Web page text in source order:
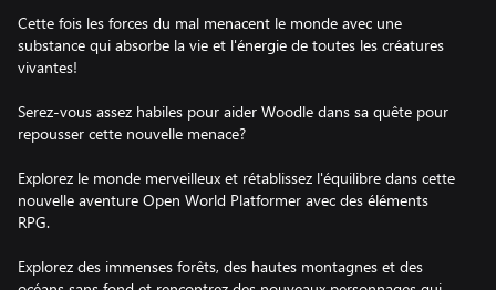
Cette fois les forces du mal menacent le monde avec une
substance qui absorbe la vie et l'énergie de toutes les créatures
vivantes!
Serez-vous assez habiles pour aider Woodle dans sa quête pour
repousser cette nouvelle menace?
Explorez le monde merveilleux et rétablissez l'équilibre dans cette
nouvelle aventure Open World Platformer avec des éléments
RPG.
Explorez des immenses forêts, des hautes montagnes et des